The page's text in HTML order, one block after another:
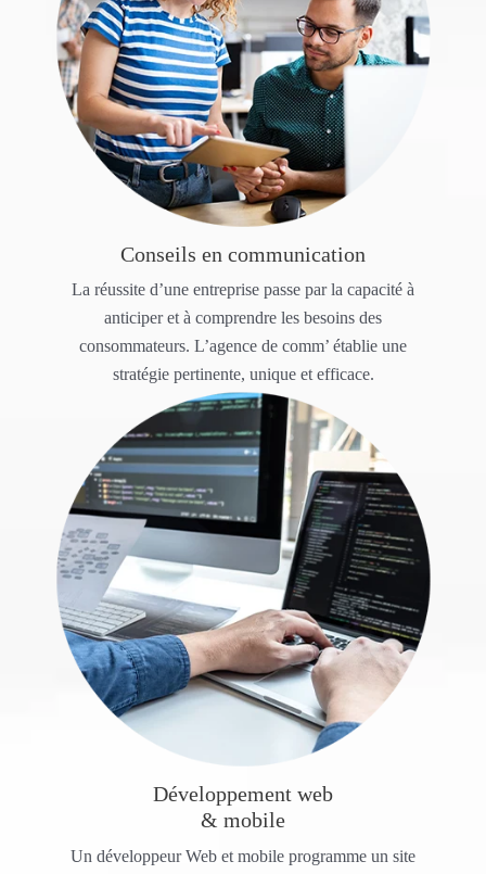
Conseils en communication
La réussite d’une entreprise passe par la capacité à
anticiper et à comprendre les besoins des
consommateurs. L’agence de comm’ établie une
stratégie pertinente, unique et efficace.
Développement web
& mobile
Un développeur Web et mobile programme un site